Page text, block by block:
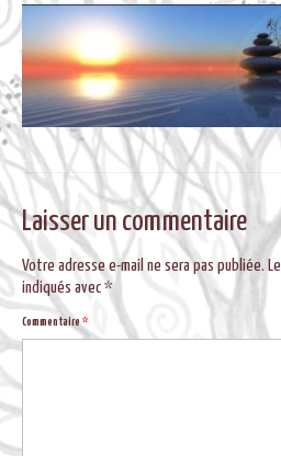
NOS PROPOSITIONS
TAMBOURS MEDECINE
CADRES EN BOIS MASSIF POUR TAMBOURS
FORMATIONS
MUSIQUE DE BIEN-ETRE
AGENDA
CONTACT
Laisser un commentaire
Votre adresse e-mail ne sera pas publiée.
indiqués avec *
Commentaire *